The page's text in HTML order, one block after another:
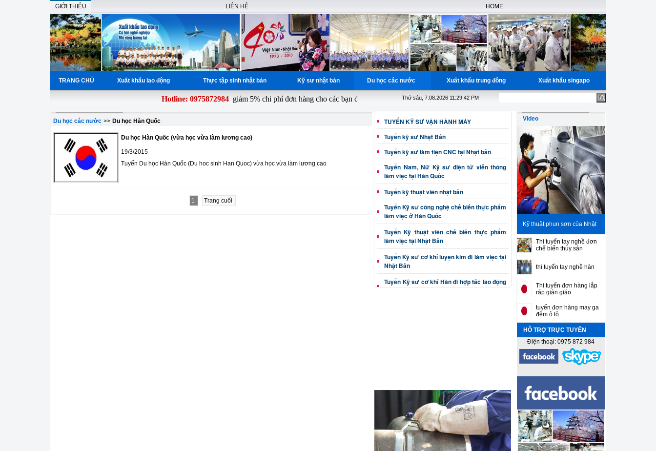
GIỚI THIỆU LIÊN HỆ HOME
TRANG CHỦ Xuất khẩu lao động Thực tập sinh nhật bản Kỹ sư nhật bản Du học các nước Xuất khẩu trung đông Xuất khẩu singapo
Hotline: 0975872984giảm 5% chi phí đơn hàng cho các bạn đăng ký từ ngày 1 - 15 hàng tháng, miễn phí học nguồn cho các bạn đã có đầy đủ giấy tờ, Bao
Thứ sáu, 7.08.2026 11:29:42 PM
Du học các nước >> Du học Hàn Quốc
Du học Hàn Quốc (vừa học vừa làm lương cao)
19/3/2015
Tuyển Du học Hàn Quốc (Du hoc sinh Han Quoc) vừa học vừa làm lương cao
1 Trang cuối
TUYỂN KỸ SƯ VẬN HÀNH MÁY
Tuyển kỹ sư Nhật Bản
Tuyển kỹ sư làm tiện CNC tại Nhật bản
Tuyển Nam, Nữ Kỹ sư điện tử viễn thông
làm việc tại Hàn Quốc
Tuyển kỹ thuật viên nhật bản
Tuyển Kỹ sư công nghệ chế biến thực phẩm
làm việc ở Hàn Quốc
Tuyển Kỹ thuật viên chế biến thực phẩm
làm việc tại Nhật Bản
Tuyển Kỹ sư cơ khí luyện kim đi làm việc tại
Nhật Bản
Tuyển Kỹ sư cơ khí Hàn đi hợp tác lao động
xác đi Nhật Bản
Tuyển Kỹ thuật viên thiết kế máy và khuôn
đúc đi Nhật Bản
Tuyển Kỹ sư cơ khí Sơn gò hàn tân trang ô
tô đi Nhật Bản
Video
Kỹ thuật phun sơn của Nhật
Thi tuyển tay nghề đơn
chế biến thủy sản
thi tuyển tay nghề hàn
Thi tuyển đơn hàng lắp
ráp giàn giáo
tuyển đơn hàng may ga
đệm ô tô
HỖ TRỢ TRỰC TUYẾN
Điện thoại: 0975 872 984